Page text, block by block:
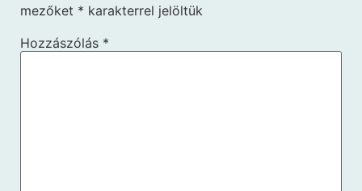
mezőket * karakterrel jelöltük
Hozzászólás *